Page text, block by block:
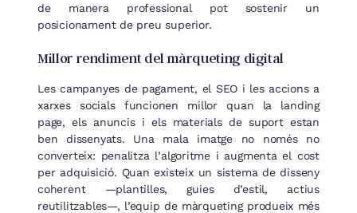
de manera professional pot sostenir un
posicionament de preu superior.
Millor rendiment del màrqueting digital
Les campanyes de pagament, el SEO i les accions a
xarxes socials funcionen millor quan la landing
page, els anuncis i els materials de suport estan
ben dissenyats. Una mala imatge no només no
converteix: penalitza l’algoritme i augmenta el cost
per adquisició. Quan existeix un sistema de disseny
coherent —plantilles, guies d’estil, actius
reutilitzables—, l’equip de màrqueting produeix més